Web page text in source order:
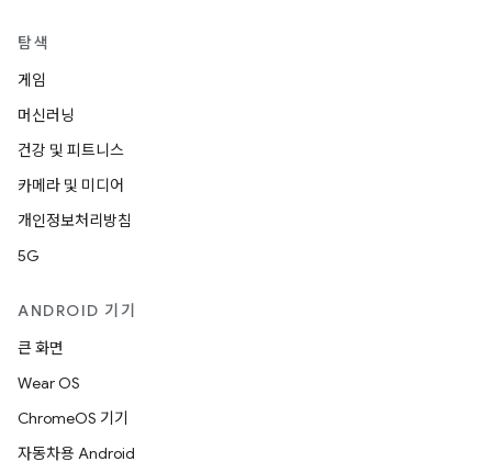
탐색
게임
머신러닝
건강 및 피트니스
카메라 및 미디어
개인정보처리방침
5G
ANDROID 기기
큰 화면
Wear OS
ChromeOS 기기
자동차용 Android